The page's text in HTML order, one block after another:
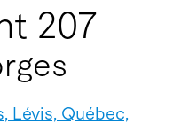
207
Lévis, Québec,